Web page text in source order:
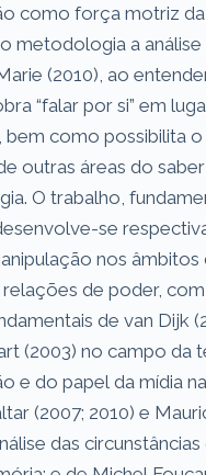
como força motriz da
metodologia a análise
(2010), ao
“falar por si” em
bem como possibilita
outras áreas do
O trabalho,
se
nos âmbitos
de poder,
de van Dijk
(2003) no campo da
e do papel da mídia
(2007; 2010) e
das